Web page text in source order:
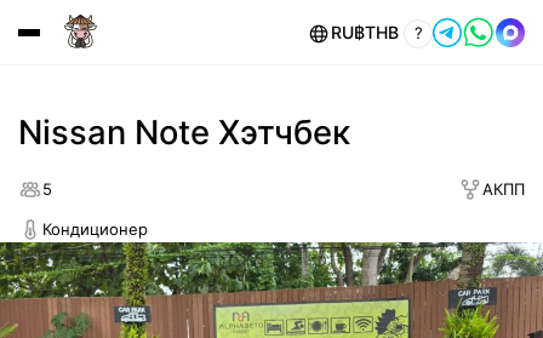
RU฿THB ?
Nissan Note Хэтчбек
5 АКПП
Кондиционер